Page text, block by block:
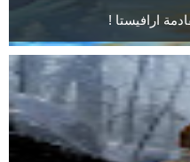
ارافيستا !